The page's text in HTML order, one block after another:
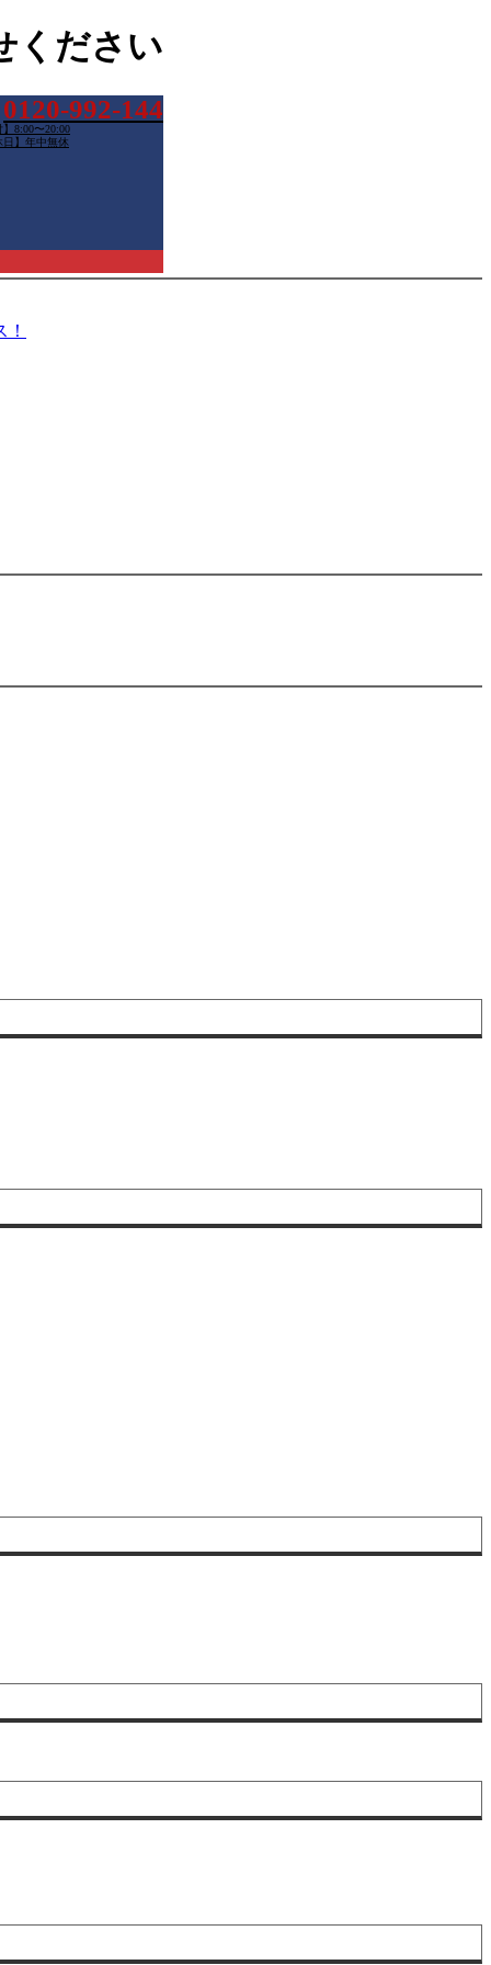
ください
0120-992-144
8:00〜20:00
日】年中無休